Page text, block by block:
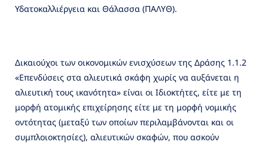
Υδατοκαλλιέργεια και Θάλασσα (ΠΑΛΥΘ).
Δικαιούχοι των οικονομικών ενισχύσεων της Δράσης 1.1.2
«Επενδύσεις στα αλιευτικά σκάφη χωρίς να αυξάνεται η
αλιευτική τους ικανότητα» είναι οι Ιδιοκτήτες, είτε με τη
μορφή ατομικής επιχείρησης είτε με τη μορφή νομικής
οντότητας (μεταξύ των οποίων περιλαμβάνονται και οι
συμπλοιοκτησίες), αλιευτικών σκαφών, που ασκούν